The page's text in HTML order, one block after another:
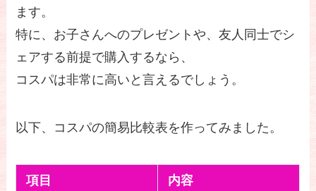
ます。
特に、お子さんへのプレゼントや、友人同士でシ
ェアする前提で購入するなら、
コスパは非常に高いと言えるでしょう。
以下、コスパの簡易比較表を作ってみました。
項目 内容